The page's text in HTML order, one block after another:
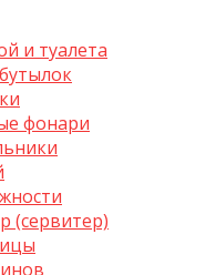
и туалета
фонари
(сервитер)